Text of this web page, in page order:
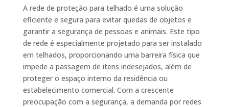
A rede de proteção para telhado é uma solução
eficiente e segura para evitar quedas de objetos e
garantir a segurança de pessoas e animais. Este tipo
de rede é especialmente projetado para ser instalado
em telhados, proporcionando uma barreira física que
impede a passagem de itens indesejados, além de
proteger o espaço interno da residência ou
estabelecimento comercial. Com a crescente
preocupação com a segurança, a demanda por redes